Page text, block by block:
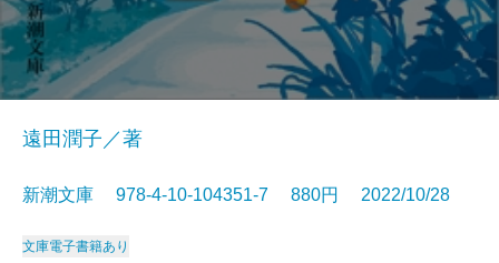
遠田潤子／著
新潮文庫 978-4-10-104351-7 880円 2022/10/28
文庫電子書籍あり